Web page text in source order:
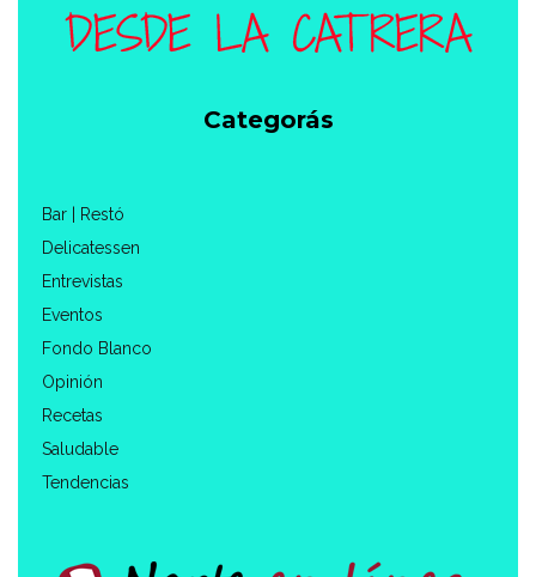
Categorás
Bar | Restó
Delicatessen
Entrevistas
Eventos
Fondo Blanco
Opinión
Recetas
Saludable
Tendencias